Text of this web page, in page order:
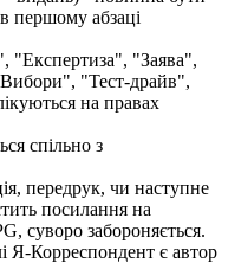
першому абзаці
"Експертиза", "Заява",
"Тест-драйв",
на правах
спільно з
передрук, чи наступне
посилання на
суворо забороняється.
Я-Корреспондент є автор